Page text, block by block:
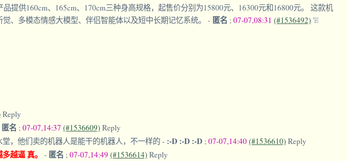
供160cm、165cm、170cm三种身高规格，起售价分别为15800元、16300元和16800元。 这款机
、多模态情感大模型、伴侣智能体以及短中长期记忆系统。 - 匿名 ; 07-07,08:31 (#1536492)
Reply
匿名 ; 07-07,14:37 (#1536609) Reply
，他们卖的机器人是能干的机器人，不一样的 - :-D :-D :-D ; 07-07,14:40 (#1536610) Reply
越逼 真。 - 匿名 ; 07-07,14:49 (#1536614) Reply